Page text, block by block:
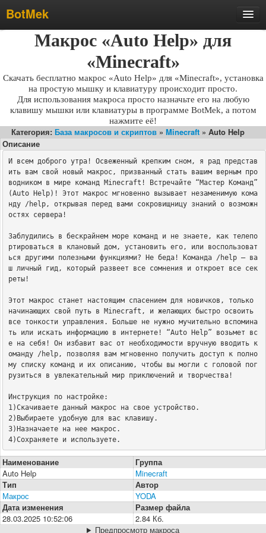
BotMek
Скачать
Обновления
Инструкция
Статьи
Бесплатные макросы
Тарифы
Отзывы
Поддержка
Форум
Макрос «Auto Help» для
«Minecraft»
Скачать бесплатно макрос «Auto Help» для «Minecraft», установка
на простую мышку и клавиатуру происходит просто.
Для использования макроса просто назначьте его на любую
клавишу мышки или клавиатуры в программе BotMek, а потом
нажмите её!
Категория: База макросов и скриптов » Minecraft » Auto Help
Описание
И всем доброго утра! Освеженный крепким сном, я рад представ
ить вам свой новый макрос, призванный стать вашим верным про
водником в мире команд Minecraft! Встречайте “Мастер Команд”
(Auto Help)! Этот макрос мгновенно вызывает незаменимую кома
нду /help, открывая перед вами сокровищницу знаний о возможн
остях сервера!
Заблудились в бескрайнем море команд и не знаете, как телепо
ртироваться в клановый дом, установить его, или воспользоват
ься другими полезными функциями? Не беда! Команда /help – ва
ш личный гид, который развеет все сомнения и откроет все сек
реты!
Этот макрос станет настоящим спасением для новичков, только
начинающих свой путь в Minecraft, и желающих быстро освоить
все тонкости управления. Больше не нужно мучительно вспомина
ть или искать информацию в интернете! “Auto Help” возьмет вс
е на себя! Он избавит вас от необходимости вручную вводить к
оманду /help, позволяя вам мгновенно получить доступ к полно
му списку команд и их описанию, чтобы вы могли с головой пог
рузиться в увлекательный мир приключений и творчества!
Инструкция по настройке:
1)Скачиваете данный макрос на свое устройство.
2)Выбираете удобную для вас клавишу.
3)Назначаете на нее макрос.
4)Сохраняете и используете.
Наименование
Группа
Auto Help
Minecraft
Тип
Автор
Макрос
YODA
Дата изменения
Размер файла
28.03.2025 10:52:06
2.84 Кб.
Предпросмотр макроса